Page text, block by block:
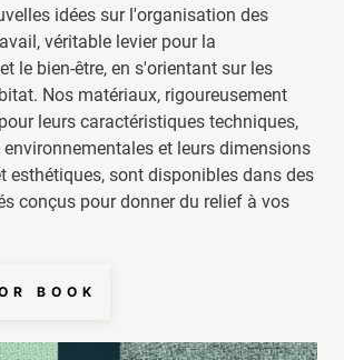
idées sur l'organisation des
véritable levier pour la
le bien-être, en s'orientant sur les
Nos matériaux, rigoureusement
leurs caractéristiques techniques,
et leurs dimensions
esthétiques, sont disponibles dans des
conçus pour donner du relief à vos
BOOK